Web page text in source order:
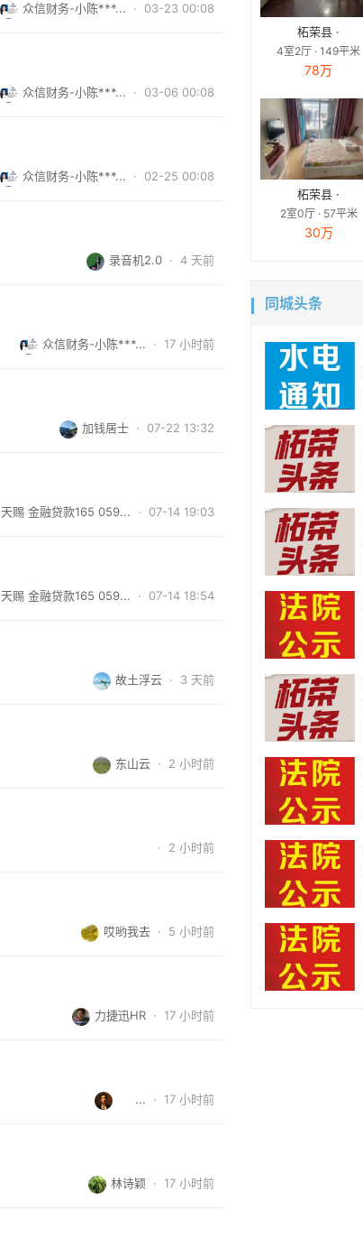
众信财务-小陈***... · 03-23 00:08
众信财务-小陈***... · 03-06 00:08
众信财务-小陈***... · 02-25 00:08
录音机2.0 · 4 天前
众信财务-小陈***... · 17 小时前
加钱居士 · 07-22 13:32
天赐 金融贷款165 059... · 07-14 19:03
天赐 金融贷款165 059... · 07-14 18:54
故土浮云 · 3 天前
东山云 · 2 小时前
· 2 小时前
哎哟我去 · 5 小时前
力捷迅HR · 17 小时前
     ...
· 17 小时前
林诗颖 · 17 小时前
柘荣县 ·
4室2厅 · 149平米
78万
柘荣县 ·
2室0厅 · 57平米
30万
同城头条